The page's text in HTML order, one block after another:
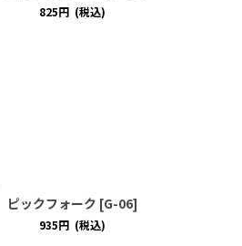
825円 (税込)
ピックフォーク [G-06]
935円 (税込)